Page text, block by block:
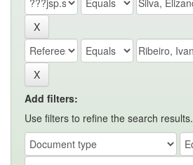
Add filters:
Use filters to refine the search results.